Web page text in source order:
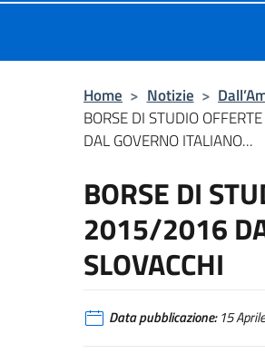
Home > Notizie >
BORSE DI STUDIO
DAL GOVERNO ITALIANO...
BORSE DI
2015/2016
SLOVACCHI
Data pubblicazione:15